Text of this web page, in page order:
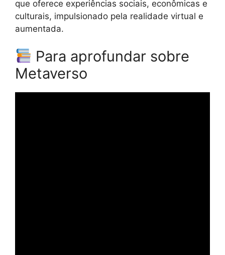
que oferece experiências sociais, econômicas e
culturais, impulsionado pela realidade virtual e
aumentada.
Para aprofundar sobre
Metaverso